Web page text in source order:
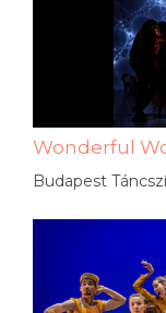
Wonderful
Budapest